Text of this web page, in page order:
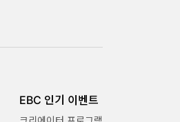
EBC 인기 이벤트